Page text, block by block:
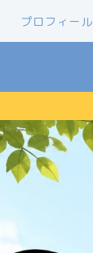
プロフィール